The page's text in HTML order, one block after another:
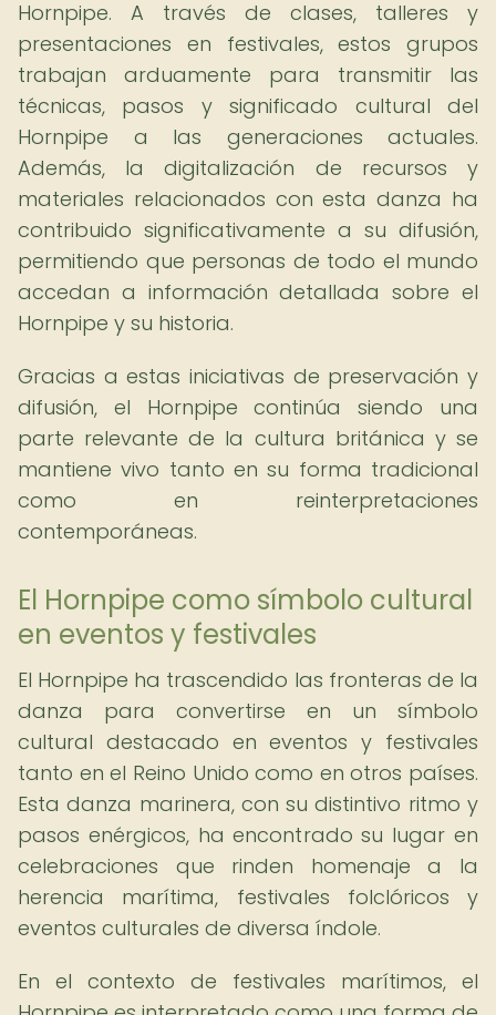
Hornpipe. A través de clases, talleres y
presentaciones en festivales, estos grupos
trabajan arduamente para transmitir las
técnicas, pasos y significado cultural del
Hornpipe a las generaciones actuales.
Además, la digitalización de recursos y
materiales relacionados con esta danza ha
contribuido significativamente a su difusión,
permitiendo que personas de todo el mundo
accedan a información detallada sobre el
Hornpipe y su historia.
Gracias a estas iniciativas de preservación y
difusión, el Hornpipe continúa siendo una
parte relevante de la cultura británica y se
mantiene vivo tanto en su forma tradicional
como en reinterpretaciones
contemporáneas.
El Hornpipe como símbolo cultural
en eventos y festivales
El Hornpipe ha trascendido las fronteras de la
danza para convertirse en un símbolo
cultural destacado en eventos y festivales
tanto en el Reino Unido como en otros países.
Esta danza marinera, con su distintivo ritmo y
pasos enérgicos, ha encontrado su lugar en
celebraciones que rinden homenaje a la
herencia marítima, festivales folclóricos y
eventos culturales de diversa índole.
En el contexto de festivales marítimos, el